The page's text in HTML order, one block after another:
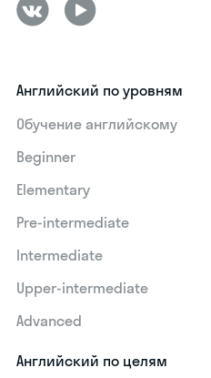
Английский по уровням
Обучение английскому
Beginner
Elementary
Pre-intermediate
Intermediate
Upper-intermediate
Advanced
Английский по целям